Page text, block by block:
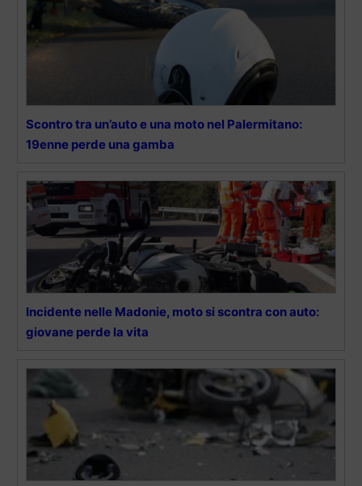
Scontro tra un’auto e una moto nel Palermitano:
19enne perde una gamba
Incidente nelle Madonie, moto si scontra con auto:
giovane perde la vita